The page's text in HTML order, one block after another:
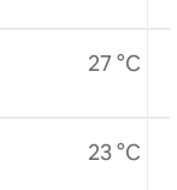
27 °C
23 °C